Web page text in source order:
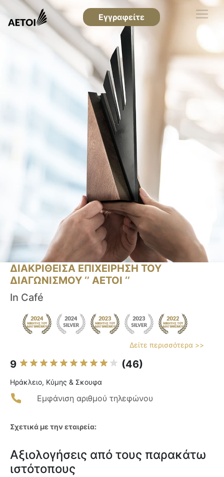
Εγγραφείτε
ΔΙΑΚΡΙΘΕΙΣΑ ΕΠΙΧΕΙΡΗΣΗ ΤΟΥ
ΔΙΑΓΩΝΙΣΜΟΥ ‘’ ΑΕΤΟΙ ‘’
In Café
Δείτε περισσότερα >>
9 (46)
Ηράκλειο, Κύμης & Σκουφα
Εμφάνιση αριθμού τηλεφώνου
Σχετικά με την εταιρεία:
Αξιολογήσεις από τους παρακάτω
ιστότοπους